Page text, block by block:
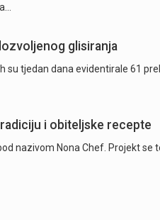
glisiranja
su tjedan dana evidentirale 61
i obiteljske recepte
nazivom Nona Chef. Projekt se